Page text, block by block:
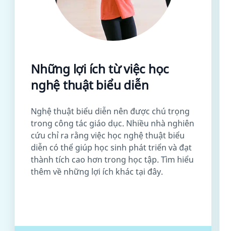
Những lợi ích từ việc học
nghệ thuật biểu diễn
Nghệ thuật biểu diễn nên được chú trọng
trong công tác giáo dục. Nhiều nhà nghiên
cứu chỉ ra rằng việc học nghệ thuật biểu
diễn có thể giúp học sinh phát triển và đạt
thành tích cao hơn trong học tập. Tìm hiểu
thêm về những lợi ích khác tại đây.